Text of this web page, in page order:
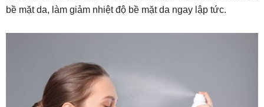
bề mặt da, làm giảm nhiệt độ bề mặt da ngay lập tức.